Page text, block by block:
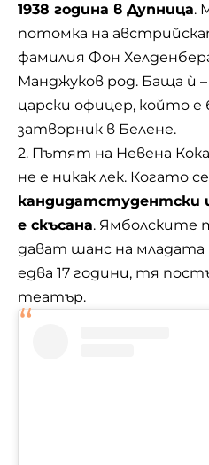
1938 година в Дупница.
потомка на
фамилия Фон
Манджуков род. Баща ѝ
царски офицер, който е
затворник в Белене.
2. Пътят на Невена
не е никак лек. Когато
кандидатстудентски
е скъсана. Ямболските
дават шанс на младата
едва 17 години, тя
театър.